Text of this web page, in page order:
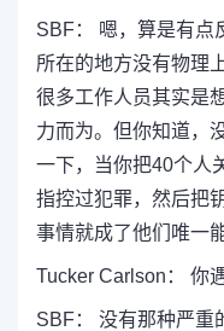
SBF： 嗯，算是有点
所在的地方没有物理
很多工作人员其实是
力而为。但你知道，
一下，当你把40个人
指控过犯罪，然后把
事情就成了他们唯一
Tucker Carlson： 你
SBF： 没有那种严重